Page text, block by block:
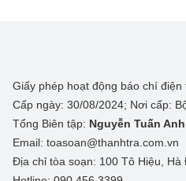
Giấy phép hoạt động báo chí
Cấp ngày: 30/08/2024; Nơi cấp:
Tổng Biên tập: Nguyễn Tuấn Anh
Email: toasoan@thanhtra.com.vn
Địa chỉ tòa soạn: 100 Tô Hiệu, Hà